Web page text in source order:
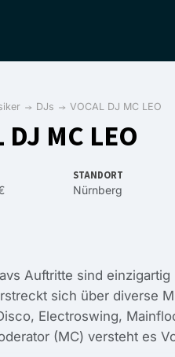
DJs VOCAL DJ MC LEO
DJ MC LEO
STANDORT
Nürnberg
Auftritte sind
sich über diverse
Electroswing,
(MC) versteht es